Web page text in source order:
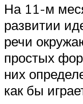
На 11-м
развитии
речи
простых
них
как бы